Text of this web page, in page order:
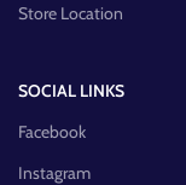
Store Location
SOCIAL LINKS
Facebook
Instagram